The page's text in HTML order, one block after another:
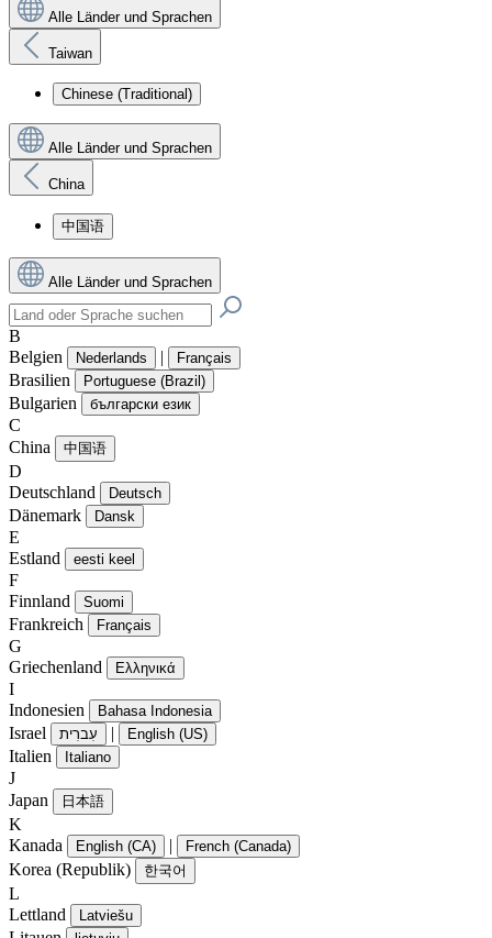
Alle Länder und Sprachen
Taiwan
Chinese (Traditional)
Alle Länder und Sprachen
China
中国语
Alle Länder und Sprachen
B
Belgien
Nederlands | Français
Brasilien Portuguese (Brazil)
Bulgarien български език
C
China
中国语
D
Deutschland
Deutsch
Dänemark Dansk
E
Estland
eesti keel
F
Finnland
Suomi
Frankreich Français
G
Griechenland
Ελληνικά
I
Indonesien
Bahasa Indonesia
Israel עִברִית | English (US)
Italien Italiano
J
Japan
日本語
K
Kanada
English (CA) | French (Canada)
Korea (Republik) 한국어
L
Lettland
Latviešu